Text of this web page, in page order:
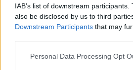
IAB’s list of downstream
also be disclosed by us to third
Downstream Participants that may
Please note that this website/app
Personal Data Processing Opt